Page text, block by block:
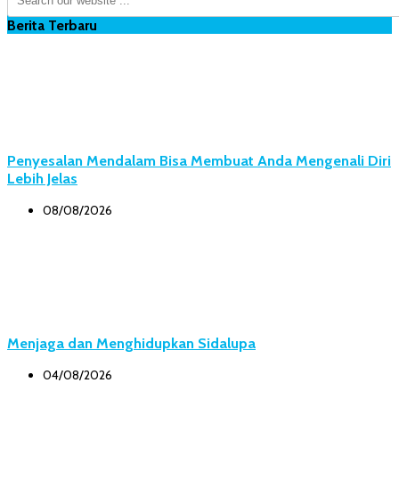
Berita Terbaru
Penyesalan Mendalam Bisa Membuat Anda Mengenali Diri
Lebih Jelas
08/08/2026
Menjaga dan Menghidupkan Sidalupa
04/08/2026